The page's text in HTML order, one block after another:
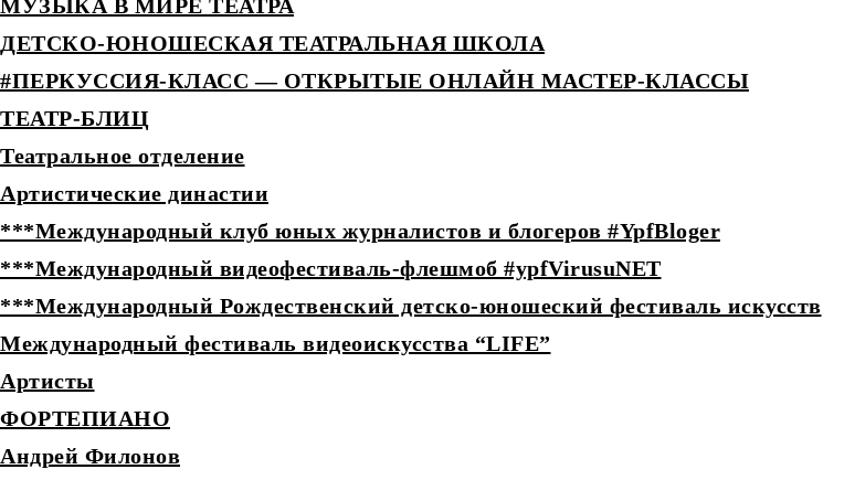
МУЗЫКА В МИРЕ ТЕАТРА
ДЕТCКО-ЮНОШЕСКАЯ ТЕАТРАЛЬНАЯ ШКОЛА
#ПЕРКУССИЯ-КЛАСС — ОТКРЫТЫЕ ОНЛАЙН МАСТЕР-КЛАССЫ
ТЕАТР-БЛИЦ
Театральное отделение
Артистические династии
***Международный клуб юных журналистов и блогеров #YpfBloger
***Международный видеофестиваль-флешмоб #ypfVirusuNET
***Международный Рождественский детско-юношеский фестиваль искусств
Международный фестиваль видеоискусства “LIFE”
Артисты
ФОРТЕПИАНО
Андрей Филонов